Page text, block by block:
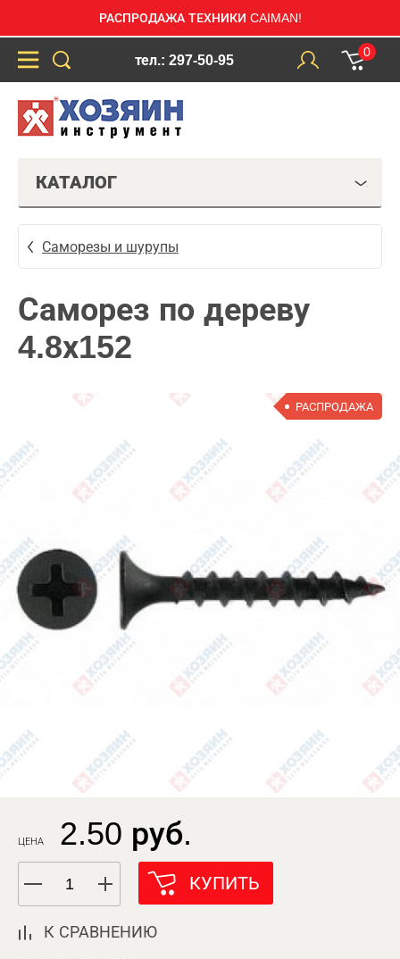
РАСПРОДАЖА ТЕХНИКИ CAIMAN!
тел.: 297-50-95
0
КАТАЛОГ
Саморезы и шурупы
Саморез по дереву
4.8х152
РАСПРОДАЖА
ЦЕНА 2.50 руб.
КУПИТЬ
К СРАВНЕНИЮ